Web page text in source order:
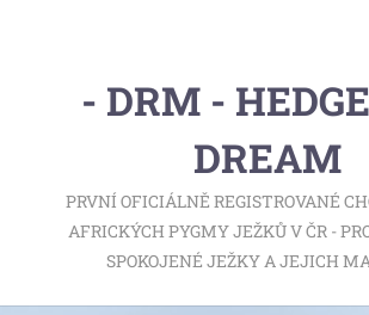
- DRM -
DREAM
PRVNÍ OFICIÁLNĚ REGISTROVANÉ
AFRICKÝCH PYGMY JEŽKŮ V ČR -
SPOKOJENÉ JEŽKY A JEJICH